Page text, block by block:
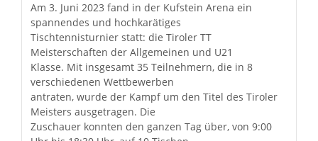
Am 3. Juni 2023 fand in der Kufstein Arena ein
spannendes und hochkarätiges
Tischtennisturnier statt: die Tiroler TT
Meisterschaften der Allgemeinen und U21
Klasse. Mit insgesamt 35 Teilnehmern, die in 8
verschiedenen Wettbewerben
antraten, wurde der Kampf um den Titel des Tiroler
Meisters ausgetragen. Die
Zuschauer konnten den ganzen Tag über, von 9:00